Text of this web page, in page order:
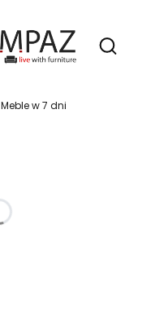
Otwórz
Meble w 7 dni